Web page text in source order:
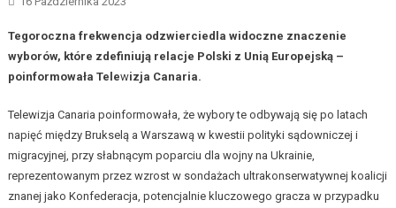
Tegoroczna frekwencja odzwierciedla widoczne znaczenie
wyborów, które zdefiniują relacje Polski z Unią Europejską –
poinformowała Telewizja Canaria.
Telewizja Canaria poinformowała, że wybory te odbywają się po latach
napięć między Brukselą a Warszawą w kwestii polityki sądowniczej i
migracyjnej, przy słabnącym poparciu dla wojny na Ukrainie,
reprezentowanym przez wzrost w sondażach ultrakonserwatywnej koalicji
znanej jako Konfederacja, potencjalnie kluczowego gracza w przypadku